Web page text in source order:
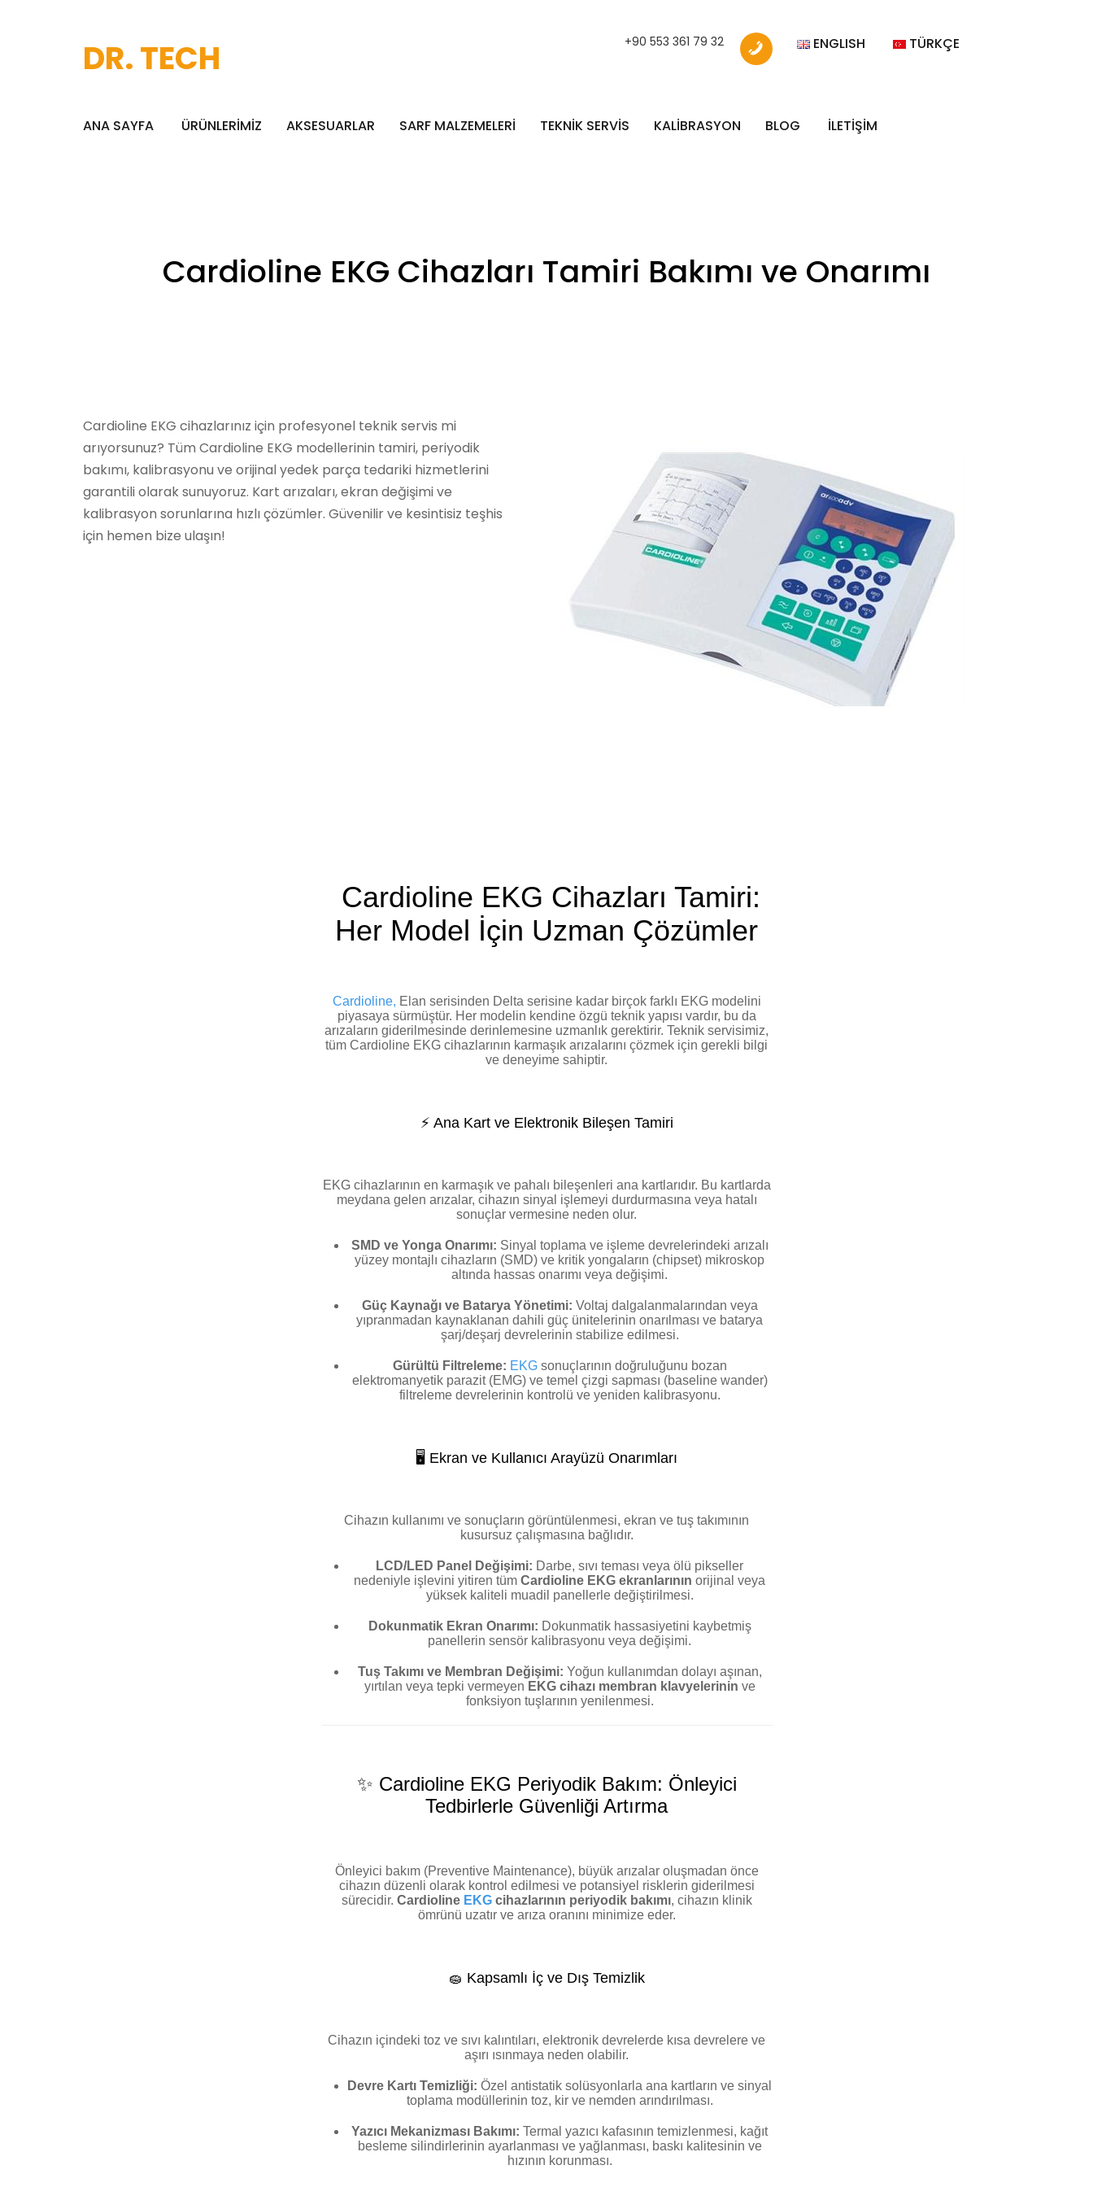
DR. TECH +90 553 361 79 32 ENGLISH TÜRKÇE
ANA SAYFA ÜRÜNLERİMİZ AKSESUARLAR SARF MALZEMELERİ TEKNİK SERVİS KALİBRASYON BLOG İLETİŞİM
Cardioline EKG Cihazları Tamiri Bakımı ve Onarımı
Cardioline EKG cihazlarınız için profesyonel teknik servis mi
arıyorsunuz? Tüm Cardioline EKG modellerinin tamiri, periyodik
bakımı, kalibrasyonu ve orijinal yedek parça tedariki hizmetlerini
garantili olarak sunuyoruz. Kart arızaları, ekran değişimi ve
kalibrasyon sorunlarına hızlı çözümler. Güvenilir ve kesintisiz teşhis
için hemen bize ulaşın!
Cardioline EKG Cihazları Tamiri:
Her Model İçin Uzman Çözümler
Cardioline, Elan serisinden Delta serisine kadar birçok farklı EKG modelini
piyasaya sürmüştür. Her modelin kendine özgü teknik yapısı vardır, bu da
arızaların giderilmesinde derinlemesine uzmanlık gerektirir. Teknik servisimiz,
tüm Cardioline EKG cihazlarının karmaşık arızalarını çözmek için gerekli bilgi
ve deneyime sahiptir.
⚡ Ana Kart ve Elektronik Bileşen Tamiri
EKG cihazlarının en karmaşık ve pahalı bileşenleri ana kartlarıdır. Bu kartlarda
meydana gelen arızalar, cihazın sinyal işlemeyi durdurmasına veya hatalı
sonuçlar vermesine neden olur.
SMD ve Yonga Onarımı: Sinyal toplama ve işleme devrelerindeki arızalı
yüzey montajlı cihazların (SMD) ve kritik yongaların (chipset) mikroskop
altında hassas onarımı veya değişimi.
Güç Kaynağı ve Batarya Yönetimi: Voltaj dalgalanmalarından veya
yıpranmadan kaynaklanan dahili güç ünitelerinin onarılması ve batarya
şarj/deşarj devrelerinin stabilize edilmesi.
Gürültü Filtreleme: EKGsonuçlarının doğruluğunu bozan
elektromanyetik parazit (EMG) ve temel çizgi sapması (baseline wander)
filtreleme devrelerinin kontrolü ve yeniden kalibrasyonu.
🖥️ Ekran ve Kullanıcı Arayüzü Onarımları
Cihazın kullanımı ve sonuçların görüntülenmesi, ekran ve tuş takımının
kusursuz çalışmasına bağlıdır.
LCD/LED Panel Değişimi: Darbe, sıvı teması veya ölü pikseller
nedeniyle işlevini yitiren tüm Cardioline EKG ekranlarının orijinal veya
yüksek kaliteli muadil panellerle değiştirilmesi.
Dokunmatik Ekran Onarımı: Dokunmatik hassasiyetini kaybetmiş
panellerin sensör kalibrasyonu veya değişimi.
Tuş Takımı ve Membran Değişimi: Yoğun kullanımdan dolayı aşınan,
yırtılan veya tepki vermeyen EKG cihazı membran klavyelerinin ve
fonksiyon tuşlarının yenilenmesi.
✨ Cardioline EKG Periyodik Bakım: Önleyici
Tedbirlerle Güvenliği Artırma
Önleyici bakım (Preventive Maintenance), büyük arızalar oluşmadan önce
cihazın düzenli olarak kontrol edilmesi ve potansiyel risklerin giderilmesi
sürecidir. Cardioline EKG cihazlarının periyodik bakımı, cihazın klinik
ömrünü uzatır ve arıza oranını minimize eder.
🧽 Kapsamlı İç ve Dış Temizlik
Cihazın içindeki toz ve sıvı kalıntıları, elektronik devrelerde kısa devrelere ve
aşırı ısınmaya neden olabilir.
Devre Kartı Temizliği: Özel antistatik solüsyonlarla ana kartların ve sinyal
toplama modüllerinin toz, kir ve nemden arındırılması.
Yazıcı Mekanizması Bakımı: Termal yazıcı kafasının temizlenmesi, kağıt
besleme silindirlerinin ayarlanması ve yağlanması, baskı kalitesinin ve
hızının korunması.